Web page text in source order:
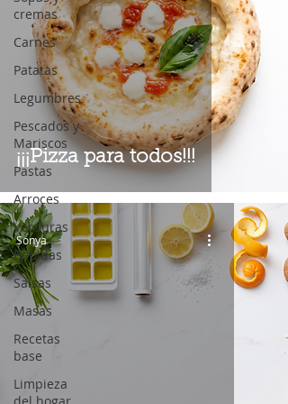
cremas
Carnes
Patatas
Legumbres
Pescados y
Mariscos
Pastas
Arroces
Verduras
Bebidas
Salsas
Masas
Recetas
base
Limpieza
¡¡¡Pizza para todos!!!
Sonya